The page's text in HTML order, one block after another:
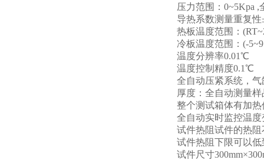
压力范围：0~5Kpa
导热系数测量重复性
热板温度范围：
冷板温度范围：(-
温度分辨率0.01℃
温度控制精度0.1℃
全自动压紧系统，
厚度：全自动测量
整个测试箱体有加
全自动实时监控温度
试件热阻试件的热阻
试件热阻下限可以低
试件尺寸